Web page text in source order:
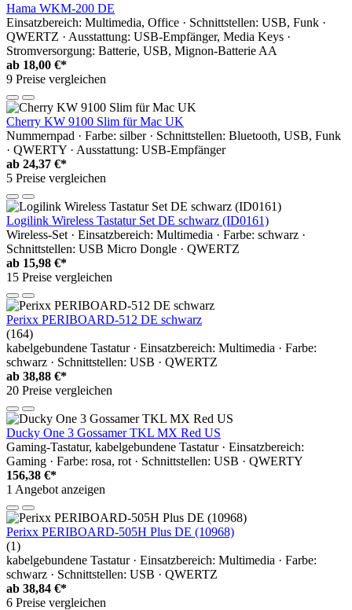
Hama WKM-200 DE
Einsatzbereich: Multimedia, Office · Schnittstellen: USB, Funk ·
QWERTZ · Ausstattung: USB-Empfänger, Media Keys ·
Stromversorgung: Batterie, USB, Mignon-Batterie AA
ab 18,00 €*
9 Preise vergleichen
Cherry KW 9100 Slim für Mac UK
Nummernpad · Farbe: silber · Schnittstellen: Bluetooth, USB, Funk
· QWERTY · Ausstattung: USB-Empfänger
ab 24,37 €*
5 Preise vergleichen
Logilink Wireless Tastatur Set DE schwarz (ID0161)
Wireless-Set · Einsatzbereich: Multimedia · Farbe: schwarz ·
Schnittstellen: USB Micro Dongle · QWERTZ
ab 15,98 €*
15 Preise vergleichen
Perixx PERIBOARD-512 DE schwarz
(164)
kabelgebundene Tastatur · Einsatzbereich: Multimedia · Farbe:
schwarz · Schnittstellen: USB · QWERTZ
ab 38,88 €*
20 Preise vergleichen
Ducky One 3 Gossamer TKL MX Red US
Gaming-Tastatur, kabelgebundene Tastatur · Einsatzbereich:
Gaming · Farbe: rosa, rot · Schnittstellen: USB · QWERTY
156,38 €*
1 Angebot anzeigen
Perixx PERIBOARD-505H Plus DE (10968)
(1)
kabelgebundene Tastatur · Einsatzbereich: Multimedia · Farbe:
schwarz · Schnittstellen: USB · QWERTZ
ab 38,84 €*
6 Preise vergleichen